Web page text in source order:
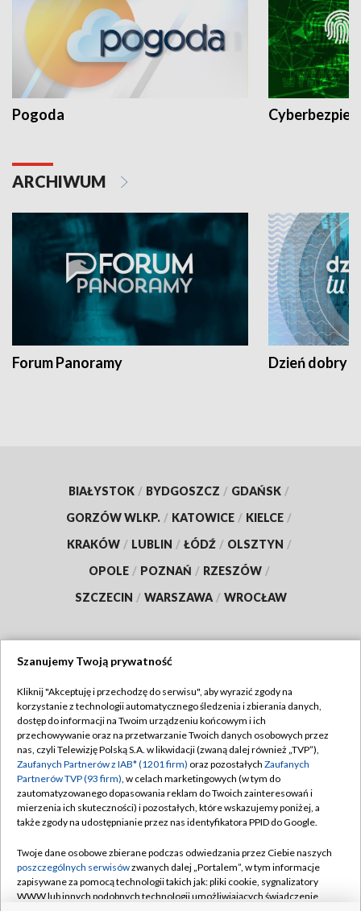
Pogoda
ARCHIWUM
Forum Panoramy Dzień dobry
BIAŁYSTOK / BYDGOSZCZ / GDAŃSK /
GORZÓW WLKP. / KATOWICE / KIELCE /
KRAKÓW / LUBLIN / ŁÓDŹ / OLSZTYN /
OPOLE / POZNAŃ / RZESZÓW /
SZCZECIN / WARSZAWA / WROCŁAW
TVP
Abonament TVP
Emisja w TVP
Centrum informacji TVP
Naziemna Telewizja Cyfrowa
Rada Programowa
System NOS
Regulamin TVP
Polityka prywatności
Moje zgody
Pomoc
Kontakt
Szanujemy Twoją prywatność
Kliknij "Akceptuję i przechodzę do serwisu", aby wyrazić zgody na
korzystanie z technologii automatycznego śledzenia i zbierania danych,
dostęp do informacji na Twoim urządzeniu końcowym i ich
przechowywanie oraz na przetwarzanie Twoich danych osobowych przez
nas, czyli Telewizję Polską S.A. w likwidacji (zwaną dalej również „TVP”),
Zaufanych Partnerów z IAB* (1201 firm) oraz pozostałych Zaufanych
Partnerów TVP (93 firm), w celach marketingowych (w tym do
zautomatyzowanego dopasowania reklam do Twoich zainteresowań i
mierzenia ich skuteczności) i pozostałych, które wskazujemy poniżej, a
także zgody na udostępnianie przez nas identyfikatora PPID do Google.
Twoje dane osobowe zbierane podczas odwiedzania przez Ciebie naszych
poszczególnych serwisówzwanych dalej „Portalem”, w tym informacje
zapisywane za pomocą technologii takich jak: pliki cookie, sygnalizatory
WWW lub innych podobnych technologii umożliwiających świadczenie